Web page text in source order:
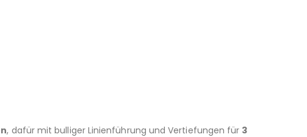
, dafür mit bulliger Linienführung und Vertiefungen für 3